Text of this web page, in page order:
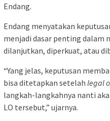
Endang.
Endang menyatakan
menjadi dasar penting dalam
dilanjutkan, diperkuat, atau
“Yang jelas, keputusan
bisa ditetapkan setelah legal
langkah-langkahnya nanti
LO tersebut,” ujarnya.